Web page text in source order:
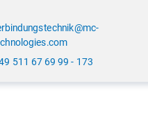
511 67 69 99 - 173